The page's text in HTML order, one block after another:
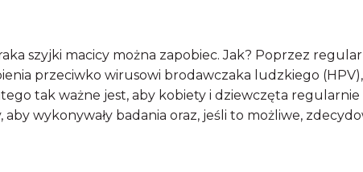
szyjki macicy można zapobiec. Jak? Poprzez
przeciwko wirusowi brodawczaka ludzkiego
tak ważne jest, aby kobiety i dziewczęta regularnie
wykonywały badania oraz, jeśli to możliwe,